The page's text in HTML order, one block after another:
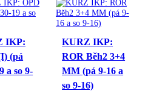
IKP:
(pá
a so 9-
KURZ IKP:
ROR Běh2 3+4
MM (pá 9-16 a
so 9-16)